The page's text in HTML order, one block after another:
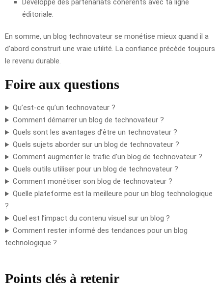
Développe des partenariats cohérents avec ta ligne
éditoriale.
En somme, un blog technovateur se monétise mieux quand il a
d’abord construit une vraie utilité. La confiance précède toujours
le revenu durable.
Foire aux questions
Qu’est-ce qu’un technovateur ?
Comment démarrer un blog de technovateur ?
Quels sont les avantages d’être un technovateur ?
Quels sujets aborder sur un blog de technovateur ?
Comment augmenter le trafic d’un blog de technovateur ?
Quels outils utiliser pour un blog de technovateur ?
Comment monétiser son blog de technovateur ?
Quelle plateforme est la meilleure pour un blog technologique
?
Quel est l’impact du contenu visuel sur un blog ?
Comment rester informé des tendances pour un blog
technologique ?
Points clés à retenir